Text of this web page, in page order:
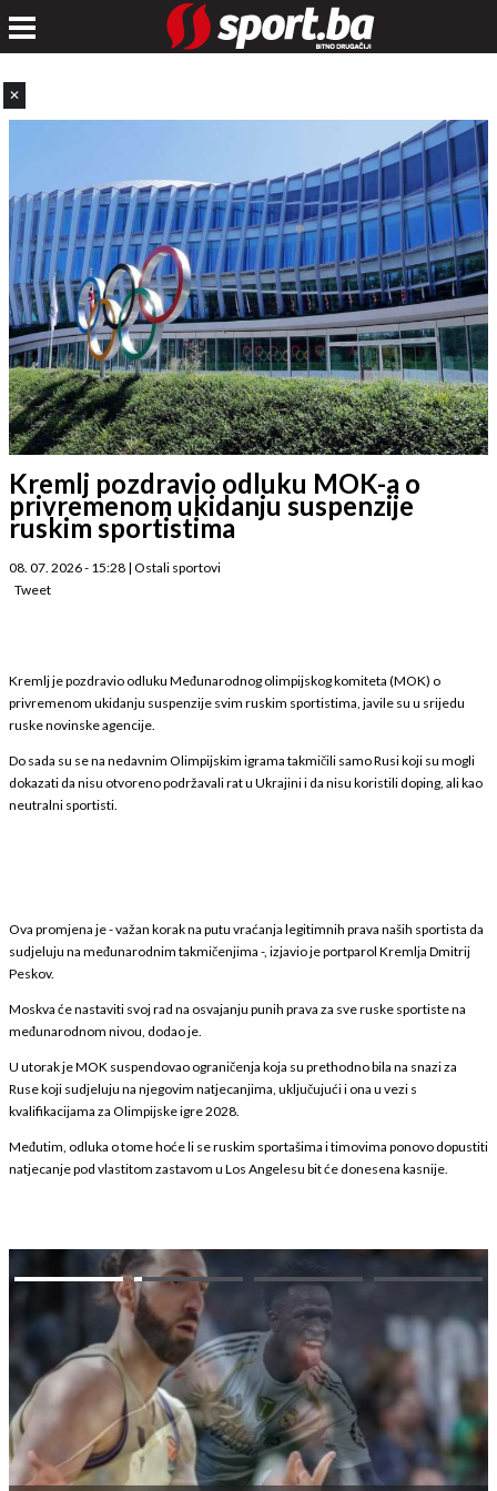
✕
Kremlj pozdravio odluku MOK-a o
privremenom ukidanju suspenzije
ruskim sportistima
08. 07. 2026 - 15:28 | Ostali sportovi
Tweet
Kremlj je pozdravio odluku Međunarodnog olimpijskog komiteta (MOK) o
privremenom ukidanju suspenzije svim ruskim sportistima, javile su u srijedu
ruske novinske agencije.
Do sada su se na nedavnim Olimpijskim igrama takmičili samo Rusi koji su mogli
dokazati da nisu otvoreno podržavali rat u Ukrajini i da nisu koristili doping, ali kao
neutralni sportisti.
Ova promjena je - važan korak na putu vraćanja legitimnih prava naših sportista da
sudjeluju na međunarodnim takmičenjima -, izjavio je portparol Kremlja Dmitrij
Peskov.
Moskva će nastaviti svoj rad na osvajanju punih prava za sve ruske sportiste na
međunarodnom nivou, dodao je.
U utorak je MOK suspendovao ograničenja koja su prethodno bila na snazi ​​za
Ruse koji sudjeluju na njegovim natjecanjima, uključujući i ona u vezi s
kvalifikacijama za Olimpijske igre 2028.
Međutim, odluka o tome hoće li se ruskim sportašima i timovima ponovo dopustiti
natjecanje pod vlastitom zastavom u Los Angelesu bit će donesena kasnije.